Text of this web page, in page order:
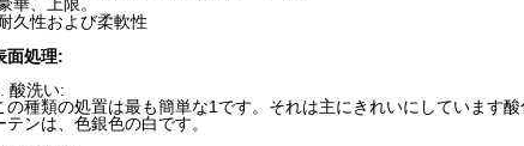
久性および柔軟性
面処理:
酸洗い:
の種類の処置は最も簡単な1です。それは主にきれいにしています
テンは、色銀色の白です。